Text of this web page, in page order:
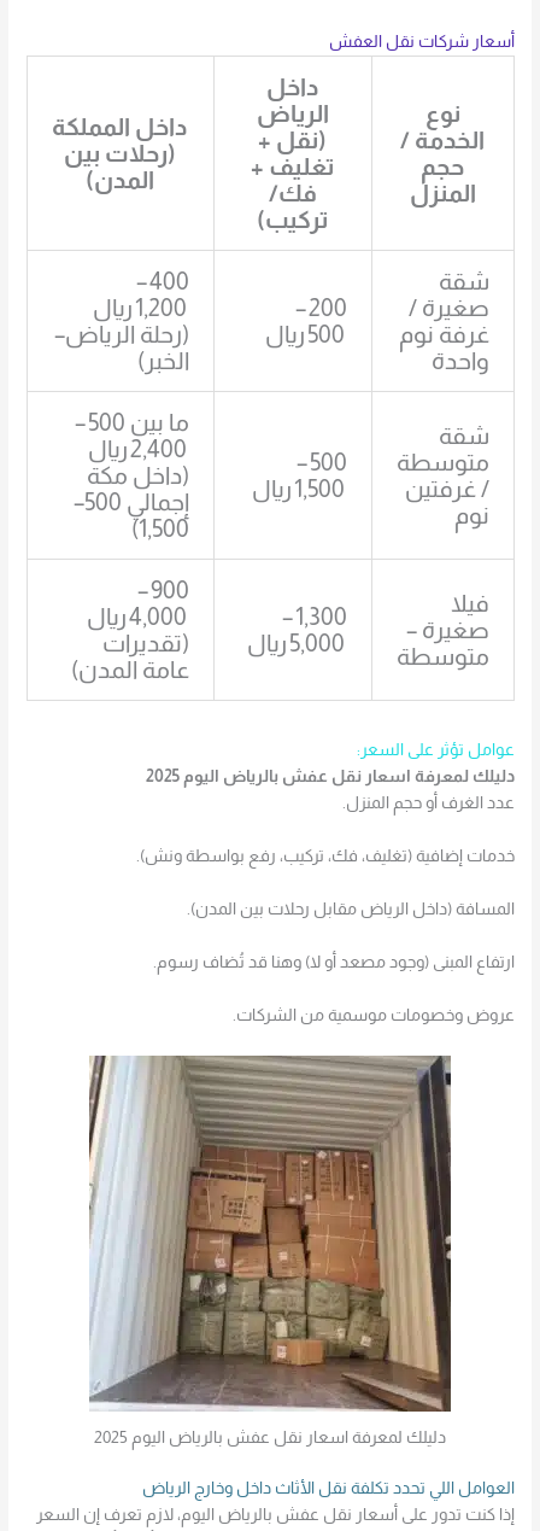
أسعار شركات نقل العفش
نوع
الخدمة /
حجم
المنزل
داخل
الرياض
(نقل +
تغليف +
فك/
تركيب)
داخل المملكة
(رحلات بين
المدن)
شقة
صغيرة /
غرفة نوم
واحدة
200 –
400 –
1,200 ريال
(رحلة الرياض–
الخبر)
شقة
متوسطة
/ غرفتين
نوم
500 –
ما بين 500 –
2,400 ريال
(داخل مكة
إجمالي 500–
1,500)
فيلا
صغيرة –
متوسطة
1,300 –
900 –
4,000 ريال
(تقديرات
عامة المدن)
عوامل تؤثر على السعر:
دليلك لمعرفة اسعار نقل عفش بالرياض اليوم 2025
عدد الغرف أو حجم المنزل.
خدمات إضافية (تغليف، فك، تركيب، رفع بواسطة ونش).
المسافة (داخل الرياض مقابل رحلات بين المدن).
ارتفاع المبنى (وجود مصعد أو لا) وهنا قد تُضاف رسوم.
عروض وخصومات موسمية من الشركات.
دليلك لمعرفة اسعار نقل عفش بالرياض اليوم 2025
العوامل اللي تحدد تكلفة نقل الأثاث داخل وخارج الرياض
إذا كنت تدور على أسعار نقل عفش بالرياض اليوم، لازم تعرف إن السعر